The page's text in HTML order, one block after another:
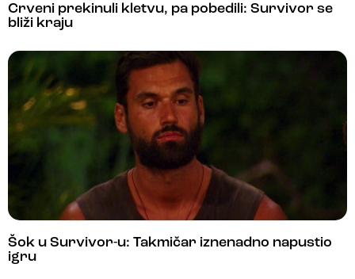
Crveni prekinuli kletvu, pa pobedili: Survivor se
bliži kraju
Šok u Survivor-u: Takmičar iznenadno napustio
igru